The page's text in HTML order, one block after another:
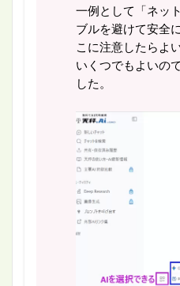
一例として「ネッ
ブルを避けて安全
こに注意したらよ
いくつでもよいの
した。